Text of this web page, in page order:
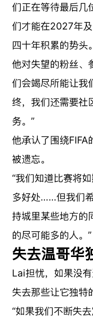
们正在等待最后
们才能在2027年
四十年积累的势头
他对失望的粉丝、
们会竭尽所能让
终，我们还需要社
务。”
他承认了围绕FIFA
被遗忘。
“我们知道比赛将
多好处……但我们
持城里某些地方的
的尽可能多的人。”
失去温哥华
Lai担忧，如果没
失去那些让它独特
“如果我们不断失